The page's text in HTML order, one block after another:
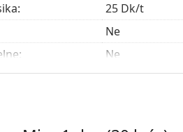
u Miru 1day Flat Pack?
između Miru 1day pakiranja od
25 Dk/t
Ne
Ne